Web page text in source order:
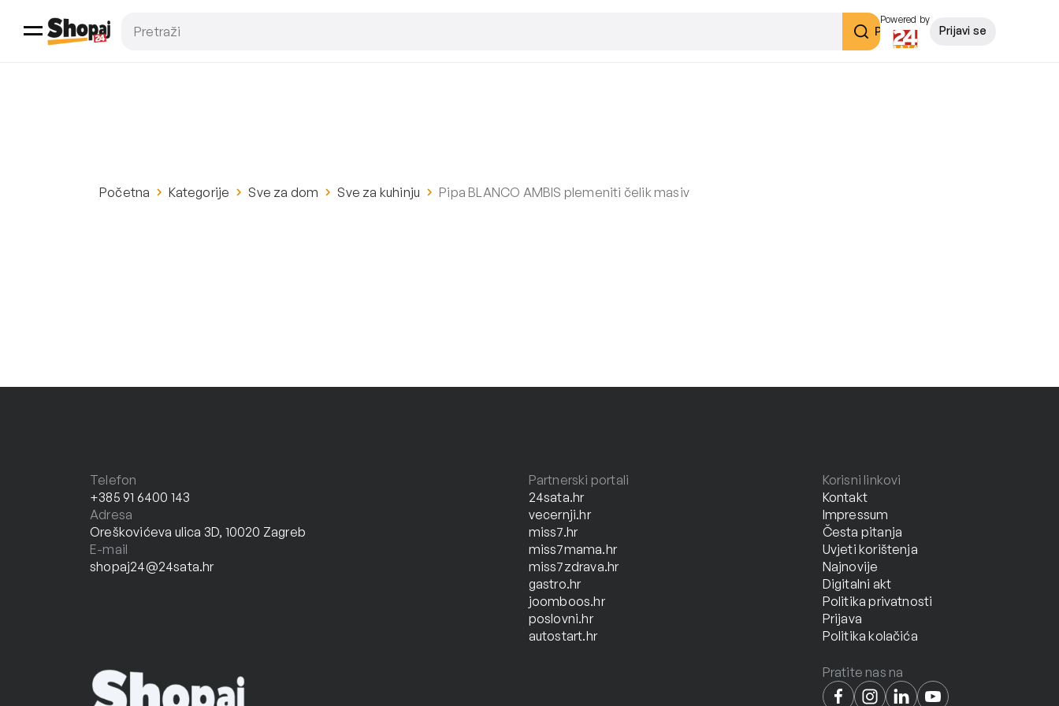
Pretraži
Powered by
Prijavi se
Početna Kategorije Sve za dom Sve za kuhinju Pipa BLANCO AMBIS plemeniti čelik masiv
Telefon
+385 91 6400 143
Adresa
Oreškovićeva ulica 3D, 10020 Zagreb
E-mail
shopaj24@24sata.hr
Partnerski portali
24sata.hr
vecernji.hr
miss7.hr
miss7mama.hr
miss7zdrava.hr
gastro.hr
joomboos.hr
poslovni.hr
autostart.hr
Korisni linkovi
Kontakt
Impressum
Česta pitanja
Uvjeti korištenja
Najnovije
Digitalni akt
Politika privatnosti
Prijava
Politika kolačića
Pratite nas na